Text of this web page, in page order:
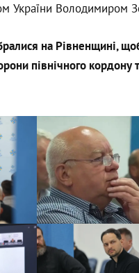
України Володимиром
на Рівненщині,
північного кордону